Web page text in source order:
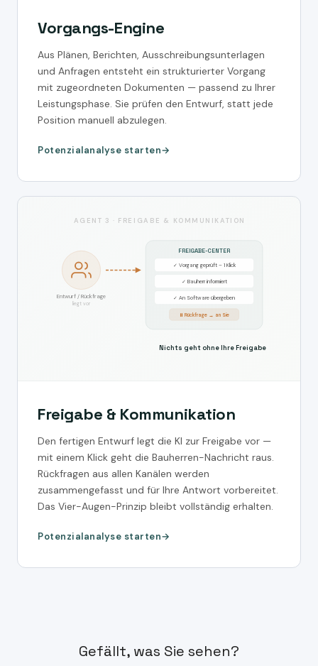
Vorgangs-Engine
Aus Plänen, Berichten, Ausschreibungsunterlagen
und Anfragen entsteht ein strukturierter Vorgang
mit zugeordneten Dokumenten — passend zu Ihrer
Leistungsphase. Sie prüfen den Entwurf, statt jede
Position manuell abzulegen.
Potenzialanalyse starten
AGENT 3 · FREIGABE & KOMMUNIKATION
Entwurf / Rückfrage
liegt vor
FREIGABE-CENTER
✓ Vorgang geprüft – 1 Klick
✓ Bauherr informiert
✓ An Software übergeben
⏸ Rückfrage → an Sie
Nichts geht ohne Ihre Freigabe
Freigabe & Kommunikation
Den fertigen Entwurf legt die KI zur Freigabe vor —
mit einem Klick geht die Bauherren-Nachricht raus.
Rückfragen aus allen Kanälen werden
zusammengefasst und für Ihre Antwort vorbereitet.
Das Vier-Augen-Prinzip bleibt vollständig erhalten.
Potenzialanalyse starten
Gefällt, was Sie sehen?